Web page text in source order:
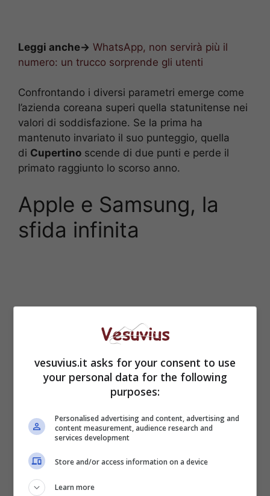
Leggi anche-> WhatsApp, non servirà più il
numero: un trucco sorprende gli utenti
Confrontando i diversi parametri emerge come
l’azienda coreana superi quella statunitense nei
valori di soddisfazione. Se la prima ha
mantenuto invariato il suo punteggio, quella
di Cupertino scende di due punti e perde il
primato raggiunto lo scorso anno.
Apple e Samsung, la
sfida infinita
vesuvius.it asks for your consent to use
your personal data for the following
purposes:
Personalised advertising and content, advertising and
content measurement, audience research and
services development
Store and/or access information on a device
Learn more